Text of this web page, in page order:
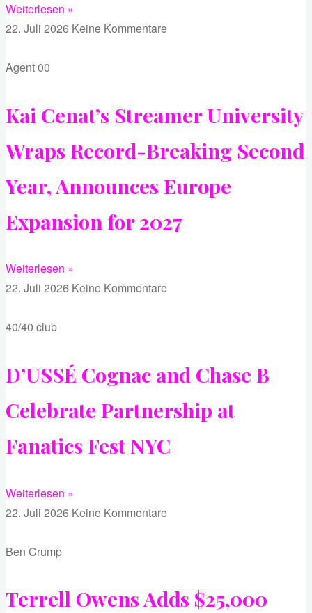
Weiterlesen »
22. Juli 2026 Keine Kommentare
Agent 00
Kai Cenat’s Streamer University
Wraps Record-Breaking Second
Year, Announces Europe
Expansion for 2027
Weiterlesen »
22. Juli 2026 Keine Kommentare
40/40 club
D’USSÉ Cognac and Chase B
Celebrate Partnership at
Fanatics Fest NYC
Weiterlesen »
22. Juli 2026 Keine Kommentare
Ben Crump
Terrell Owens Adds $25,000